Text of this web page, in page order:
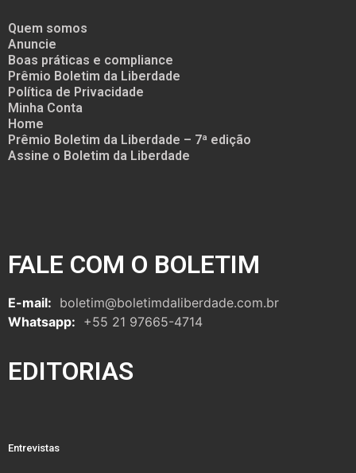
Quem somos
Anuncie
Boas práticas e compliance
Prêmio Boletim da Liberdade
Política de Privacidade
Minha Conta
Home
Prêmio Boletim da Liberdade – 7ª edição
Assine o Boletim da Liberdade
FALE COM O BOLETIM
E-mail: boletim@boletimdaliberdade.com.br
Whatsapp: +55 21 97665-4714
EDITORIAS
Entrevistas